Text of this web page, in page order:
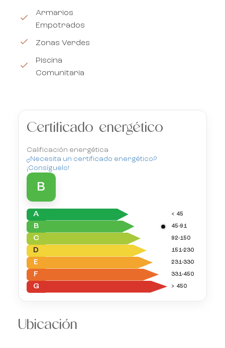
Armarios
Empotrados
Zonas Verdes
Piscina
Comunitaria
Certificado energético
Calificación energética
¿Necesita un certificado energético?
¡Consíguelo!
B
A < 45
B 45-91
C 92-150
D 151-230
E 231-330
F 331-450
G > 450
Ubicación